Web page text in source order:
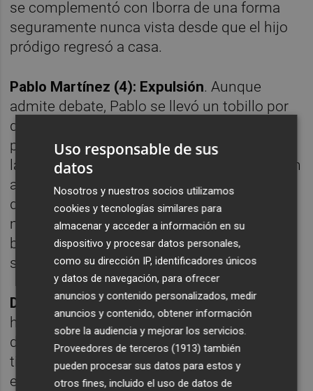
se complementó con Iborra de una forma
seguramente nunca vista desde que el hijo
pródigo regresó a casa.
Pablo Martínez (4): Expulsión. Aunque
admite debate, Pablo se llevó un tobillo por
delante en una entrada abajo, a destiempo,
pero en disputa de la pelota y en posición
lateral. Guzmán Mansilla pudo resolverlo con
amarilla aunque la acción es especialmente
dura. Más allá de la cartulina, sin el nivel
mostrado en el paso de Miñambres por el
banco. Será baja importante la próxima
semana.
De Frutos (7): Con la chistera.El segoviano
hizo magia para colocar el empate al
descanso, en la última jugada del primer
tiempo. Ya había avisado incluso al incio del
encuentro. Su conexión con Montiel hizo
Uso responsable de sus
datos
Nosotros y nuestros socios utilizamos
cookies y tecnologías similares para
almacenar y acceder a información en su
dispositivo y procesar datos personales,
como su dirección IP, identificadores únicos
y datos de navegación, para ofrecer
anuncios y contenido personalizados, medir
anuncios y contenido, obtener información
sobre la audiencia y mejorar los servicios.
Proveedores de terceros (1913) también
pueden procesar sus datos para estos y
otros fines, incluido el uso de datos de